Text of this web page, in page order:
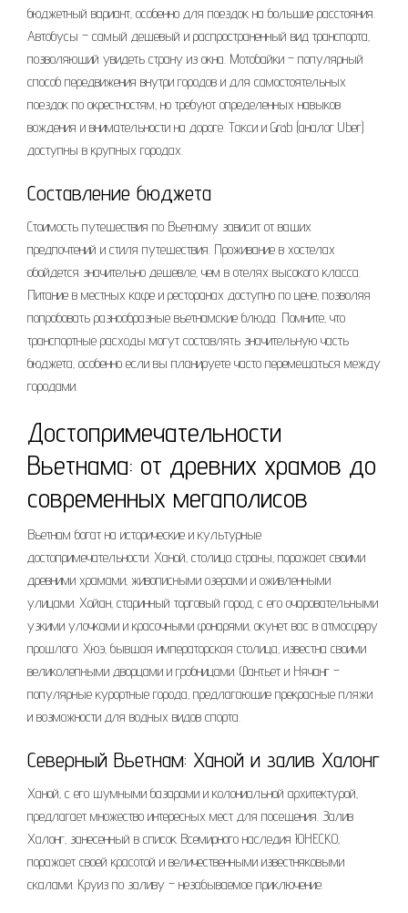
бюджетный вариант‚ особенно для поездок на большие расстояния.
Автобусы – самый дешевый и распространенный вид транспорта‚
позволяющий увидеть страну из окна. Мотобайки – популярный
способ передвижения внутри городов и для самостоятельных
поездок по окрестностям‚ но требуют определенных навыков
вождения и внимательности на дороге. Такси и Grab (аналог Uber)
доступны в крупных городах.
Составление бюджета
Стоимость путешествия по Вьетнаму зависит от ваших
предпочтений и стиля путешествия. Проживание в хостелах
обойдется значительно дешевле‚ чем в отелях высокого класса.
Питание в местных кафе и ресторанах доступно по цене‚ позволяя
попробовать разнообразные вьетнамские блюда. Помните‚ что
транспортные расходы могут составлять значительную часть
бюджета‚ особенно если вы планируете часто перемещаться между
городами.
Достопримечательности
Вьетнама: от древних храмов до
современных мегаполисов
Вьетнам богат на исторические и культурные
достопримечательности. Ханой‚ столица страны‚ поражает своими
древними храмами‚ живописными озерами и оживленными
улицами. Хойан‚ старинный торговый город‚ с его очаровательными
узкими улочками и красочными фонарями‚ окунет вас в атмосферу
прошлого. Хюэ‚ бывшая императорская столица‚ известна своими
великолепными дворцами и гробницами. Фантьет и Нячанг –
популярные курортные города‚ предлагающие прекрасные пляжи
и возможности для водных видов спорта.
Северный Вьетнам: Ханой и залив Халонг
Ханой‚ с его шумными базарами и колониальной архитектурой‚
предлагает множество интересных мест для посещения. Залив
Халонг‚ занесенный в список Всемирного наследия ЮНЕСКО‚
поражает своей красотой и величественными известняковыми
скалами. Круиз по заливу – незабываемое приключение.